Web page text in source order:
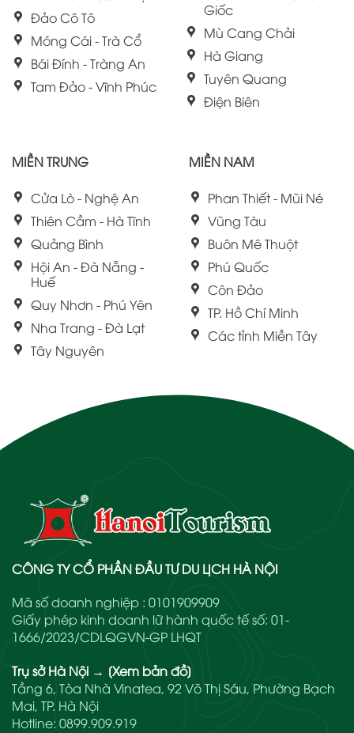
Đảo Cô Tô
Móng Cái - Trà Cổ
Bái Đính - Tràng An
Tam Đảo - Vĩnh Phúc
Giốc
Mù Cang Chải
Hà Giang
Tuyên Quang
Điện Biên
MIỀN TRUNG
Cửa Lò - Nghệ An
Thiên Cầm - Hà Tĩnh
Quảng Bình
Hội An - Đà Nẵng -
Huế
Quy Nhơn - Phú Yên
Nha Trang - Đà Lạt
Tây Nguyên
MIỀN NAM
Phan Thiết - Mũi Né
Vũng Tàu
Buôn Mê Thuột
Phú Quốc
Côn Đảo
TP. Hồ Chí Minh
Các tỉnh Miền Tây
CÔNG TY CỔ PHẦN ĐẦU TƯ DU LỊCH HÀ NỘI
Mã số doanh nghiệp : 0101909909
Giấy phép kinh doanh lữ hành quốc tế số: 01-
1666/2023/CDLQGVN-GP LHQT
Trụ sở Hà Nội → [Xem bản đồ]
Tầng 6, Tòa Nhà Vinatea, 92 Võ Thị Sáu, Phường Bạch
Mai, TP. Hà Nội
Hotline: 0899.909.919